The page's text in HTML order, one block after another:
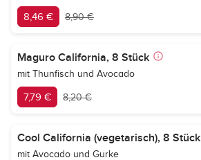
8,46 € 8,90 €
Maguro California, 8 Stück
mit Thunfisch und Avocado
7,79 € 8,20 €
Cool California (vegetarisch), 8 Stück
mit Avocado und Gurke